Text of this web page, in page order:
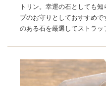
トリン。幸運の石としても
プのお守りとしておすすめ
のある石を厳選してストラッ